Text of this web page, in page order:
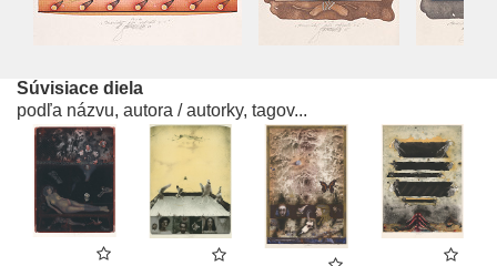
Súvisiace diela
podľa názvu, autora / autorky, tagov...